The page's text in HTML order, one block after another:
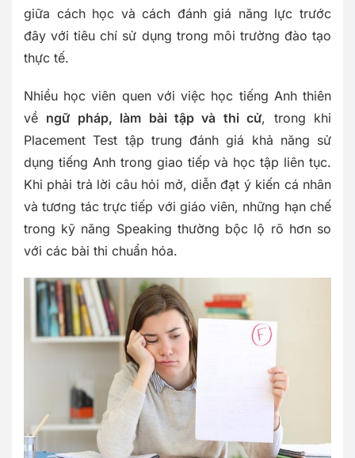
giữa cách học và cách đánh giá năng lực trước
đây với tiêu chí sử dụng trong môi trường đào tạo
thực tế.
Nhiều học viên quen với việc học tiếng Anh thiên
về ngữ pháp, làm bài tập và thi cử, trong khi
Placement Test tập trung đánh giá khả năng sử
dụng tiếng Anh trong giao tiếp và học tập liên tục.
Khi phải trả lời câu hỏi mở, diễn đạt ý kiến cá nhân
và tương tác trực tiếp với giáo viên, những hạn chế
trong kỹ năng Speaking thường bộc lộ rõ hơn so
với các bài thi chuẩn hóa.